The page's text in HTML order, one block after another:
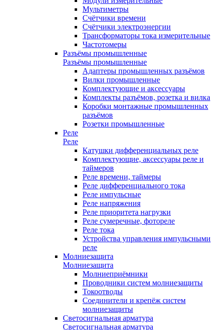
Мультиметры
Счётчики времени
Счётчики электроэнергии
Трансформаторы тока измерительные
Частотомеры
Разъёмы промышленные
Разъёмы промышленные
Адаптеры промышленных разъёмов
Вилки промышленные
Комплектующие и аксессуары
Комплекты разъёмов, розетка и вилка
Коробки монтажные промышленных
разъёмов
Розетки промышленные
Реле
Реле
Катушки дифференциальных реле
Комплектующие, аксессуары реле и
таймеров
Реле времени, таймеры
Реле дифференциального тока
Реле импульсные
Реле напряжения
Реле приоритета нагрузки
Реле сумеречные, фотореле
Реле тока
Устройства управления импульсными
реле
Молниезащита
Молниезащита
Молниеприёмники
Проводники систем молниезащиты
Токоотводы
Соединители и крепёж систем
молниезащиты
Светосигнальная арматура
Светосигнальная арматура